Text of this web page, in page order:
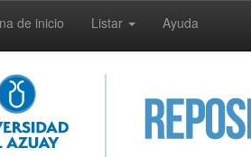
de inicio Listar Ayuda